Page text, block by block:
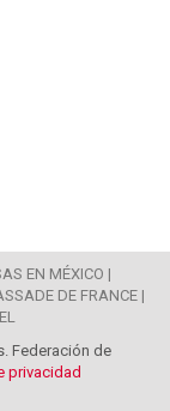
EN MÉXICO |
DE FRANCE |
Federación de
privacidad